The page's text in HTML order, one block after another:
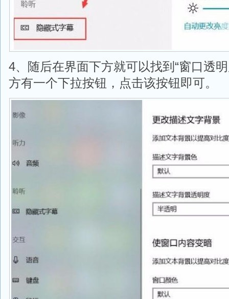
4、随后在界面下方就可以找到“窗口透
方有一个下拉按钮，点击该按钮即可。